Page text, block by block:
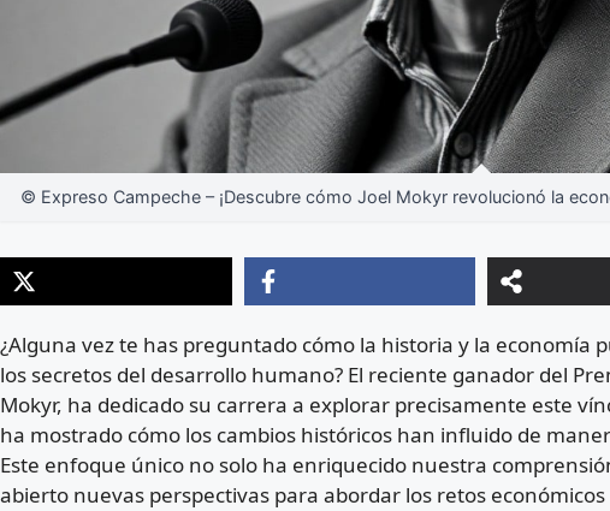
© Expreso Campeche – ¡Descubre cómo Joel Mokyr revolucionó la
¿Alguna vez te has preguntado cómo la historia y la economía
los secretos del desarrollo humano? El reciente ganador del
Mokyr, ha dedicado su carrera a explorar precisamente este
ha mostrado cómo los cambios históricos han influido de
Este enfoque único no solo ha enriquecido nuestra
abierto nuevas perspectivas para abordar los retos